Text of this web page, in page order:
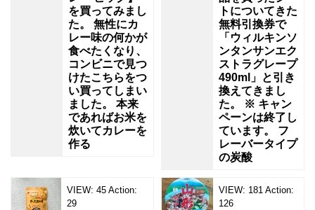
を買ってみまし
た。 無性にカ
レー味の何かが
食べたくなり、
コンビニで見つ
けたこちらをつ
い買ってしまい
ました。 本来
であればお米を
炊いてカレーを
作る
トについてきた
無料引換券で
「ウィルキンソ
ンタンサンエク
ストラグレープ
490ml」と引き
換えてきまし
た。 ※ キャン
ペーンは終了し
ています。 フ
レーバータイプ
の炭酸
VIEW: 45 Action:
29
VIEW: 181 Action:
126